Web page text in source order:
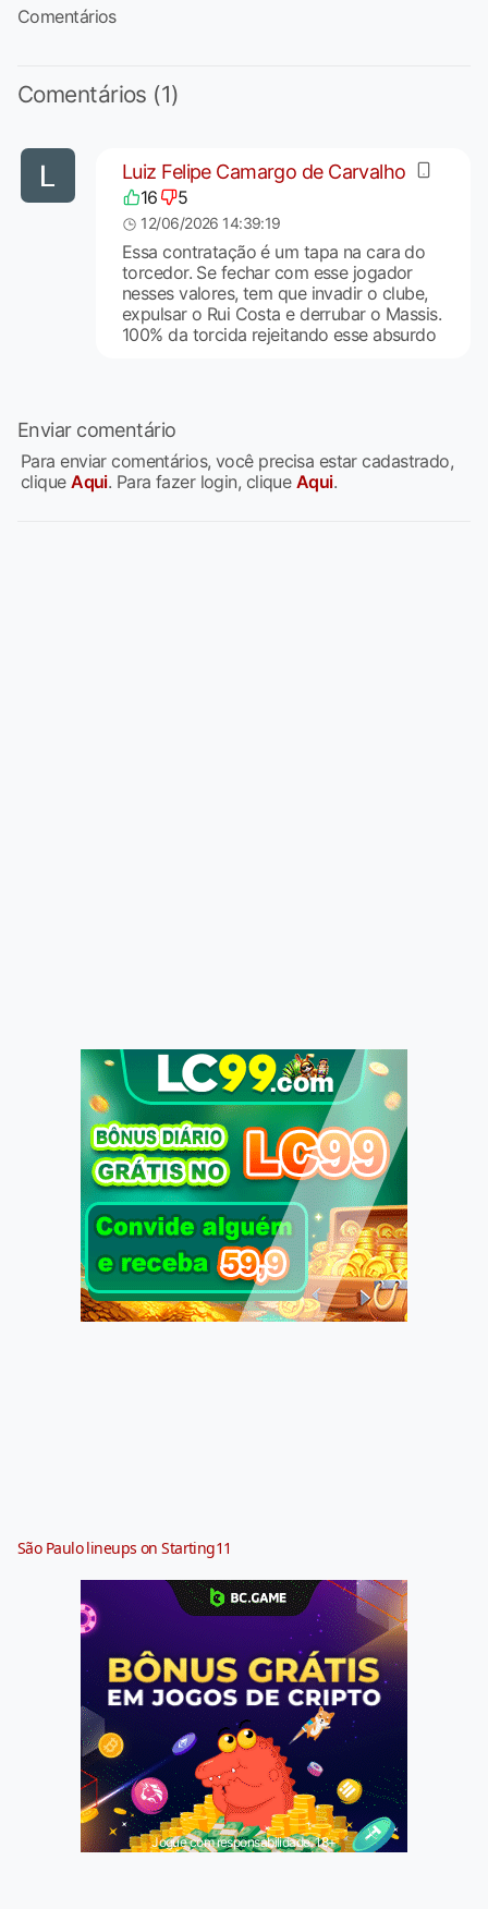
Comentários
Comentários (1)
Luiz Felipe Camargo de Carvalho
16 5
12/06/2026 14:39:19
Essa contratação é um tapa na cara do
torcedor. Se fechar com esse jogador
nesses valores, tem que invadir o clube,
expulsar o Rui Costa e derrubar o Massis.
100% da torcida rejeitando esse absurdo
Enviar comentário
Para enviar comentários, você precisa estar cadastrado,
cliqueAqui. Para fazer login, clique Aqui.
São Paulo lineups on Starting11
Jogue com responsabilidade. 18+